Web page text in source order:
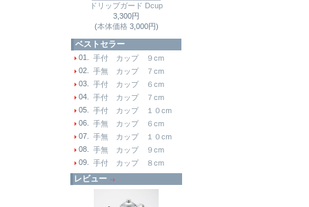
ドリップガード Dcup
3,300円
(本体価格3,000円)
ベストセラー
01.
手付 カップ ９cm
02.
手無 カップ ７cm
03.
手付 カップ ６cm
04.
手付 カップ ７cm
05.
手付 カップ １０cm
06.
手無 カップ ６cm
07.
手無 カップ １０cm
08.
手無 カップ ９cm
09.
手付 カップ ８cm
レビュー